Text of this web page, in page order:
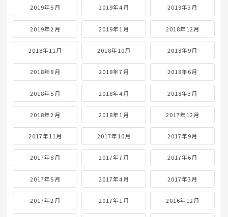
2019年5月 2019年4月 2019年3月
2019年2月 2019年1月 2018年12月
2018年11月 2018年10月 2018年9月
2018年8月 2018年7月 2018年6月
2018年5月 2018年4月 2018年3月
2018年2月 2018年1月 2017年12月
2017年11月 2017年10月 2017年9月
2017年8月 2017年7月 2017年6月
2017年5月 2017年4月 2017年3月
2017年2月 2017年1月 2016年12月